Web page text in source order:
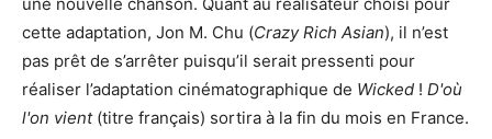
cette adaptation, Jon M. Chu (Crazy Rich Asian), il n’est
pas prêt de s’arrêter puisqu’il serait pressenti pour
réaliser l’adaptation cinématographique de Wicked ! D'où
l'on vient (titre français) sortira à la fin du mois en France.